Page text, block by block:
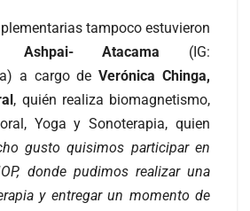
tampoco estuvieron
Ashpai- Atacama (IG:
a cargo deVerónica Chinga,
, quién realiza biomagnetismo,
Yoga y Sonoterapia, quien
gusto quisimos participar en
donde pudimos realizar una
y entregar un momento de